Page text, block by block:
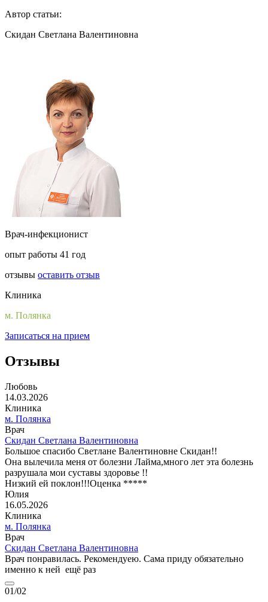
Автор статьи:
Скидан Светлана Валентиновна
Врач-инфекционист
опыт работы 41 год
отзывы оставить отзыв
Клиника
м. Полянка
Записаться на прием
Отзывы
Любовь
14.03.2026
Клиника
м. Полянка
Врач
Скидан Светлана Валентиновна
Большое спасибо Светлане Валентиновне Скидан!!
Она вылечила меня от болезни Лайма,много лет эта болезнь
разрушала мои суставы здоровье !!
Низкий ей поклон!!!Оценка *****
Юлия
16.05.2026
Клиника
м. Полянка
Врач
Скидан Светлана Валентиновна
Врач понравилась. Рекомендуею. Сама приду обязательно
именно к ней ещё раз
01/02